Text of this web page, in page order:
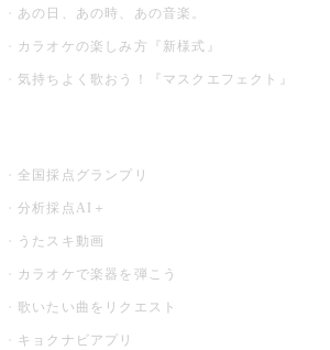
あの日、あの時、あの音楽。
カラオケの楽しみ方『新様式』
気持ちよく歌おう！『マスクエフェクト』
全国採点グランプリ
分析採点AI＋
うたスキ動画
カラオケで楽器を弾こう
歌いたい曲をリクエスト
キョクナビアプリ